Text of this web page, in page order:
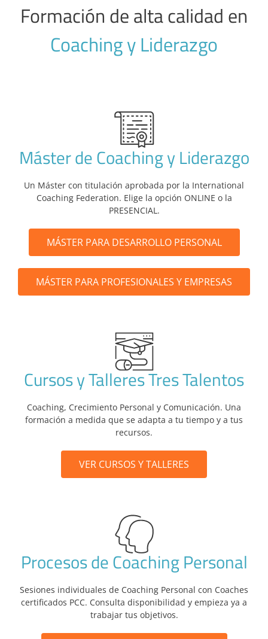
Formación de alta calidad en
Coaching y Liderazgo
Máster de Coaching y Liderazgo
Un Máster con titulación aprobada por la International
Coaching Federation. Elige la opción ONLINE o la
PRESENCIAL.
MÁSTER PARA DESARROLLO PERSONAL
MÁSTER PARA PROFESIONALES Y EMPRESAS
Cursos y Talleres Tres Talentos
Coaching, Crecimiento Personal y Comunicación. Una
formación a medida que se adapta a tu tiempo y a tus
recursos.
VER CURSOS Y TALLERES
Procesos de Coaching Personal
Sesiones individuales de Coaching Personal con Coaches
certificados PCC. Consulta disponibilidad y empieza ya a
trabajar tus objetivos.